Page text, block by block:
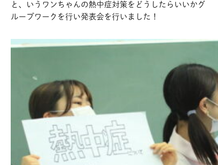
と、いうワンちゃんの熱中症対策をどうしたらいいかグ
ループワークを行い発表会を行いました！